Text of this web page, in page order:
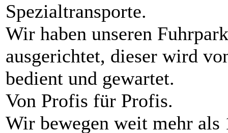
Spezialtransporte.
Wir haben unseren
ausgerichtet, dieser wird
bedient und gewartet.
Von Profis für Profis.
Wir bewegen weit mehr als